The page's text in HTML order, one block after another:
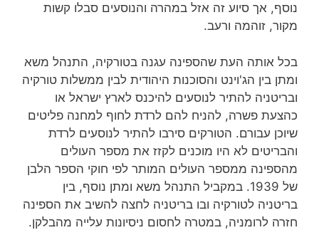
נוסף, אך סיוע זה אזל במהרה והנוסעים סבלו קשות
מקור, זוהמה ורעב.
בכל אותה העת שהספינה עגנה בטורקיה, התנהל משא
ומתן בין הג'וינט והסוכנות היהודית לבין ממשלות טורקיה
ובריטניה להתיר לנוסעים להיכנס לארץ ישראל או
כהצעת פשרה, להניח להם לרדת לחוף למחנה פליטים
שיוכן עבורם. הטורקים סירבו להתיר לנוסעים לרדת
והבריטים לא היו מוכנים לקזז את מספר העולים
מהספינה ממספר העולים המותר לפי חוקי הספר הלבן
של 1939. במקביל התנהל משא ומתן נוסף, בין
בריטניה לטורקיה ובו בריטניה לחצה להשיב את הספינה
חזרה לרומניה, במטרה לחסום ניסיונות עלייה מהבלקן.